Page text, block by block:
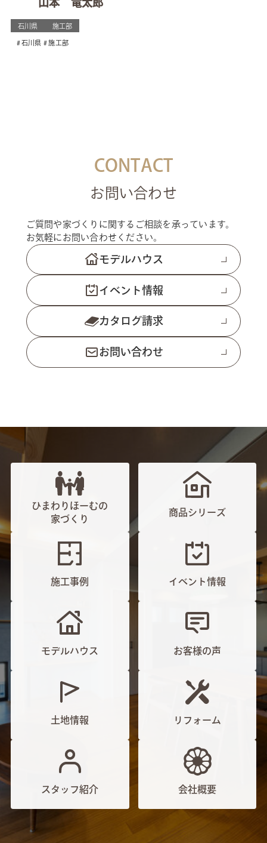
山本 竜太郎
石川県 施工部
石川県 施工部
CONTACT
お問い合わせ
ご質問や家づくりに関するご相談を承っています。
お気軽にお問い合わせください。
モデルハウス
イベント情報
カタログ請求
お問い合わせ
ひまわりほーむの
家づくり
商品シリーズ
施工事例 イベント情報
モデルハウス お客様の声
土地情報 リフォーム
スタッフ紹介 会社概要